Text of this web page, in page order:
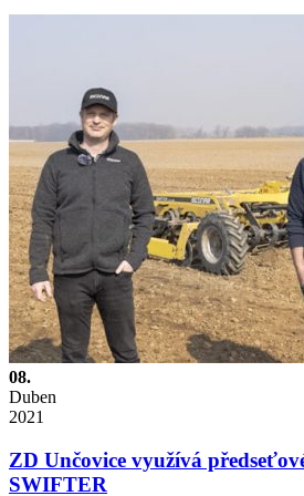
08.
Duben
2021
ZD Unčovice využívá
SWIFTER